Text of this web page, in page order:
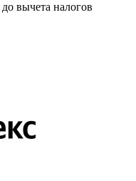
до вычета налогов